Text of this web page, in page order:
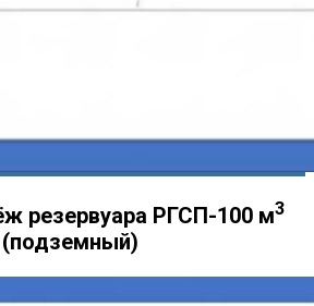
резервуара РГСП-100 м3
(подземный)